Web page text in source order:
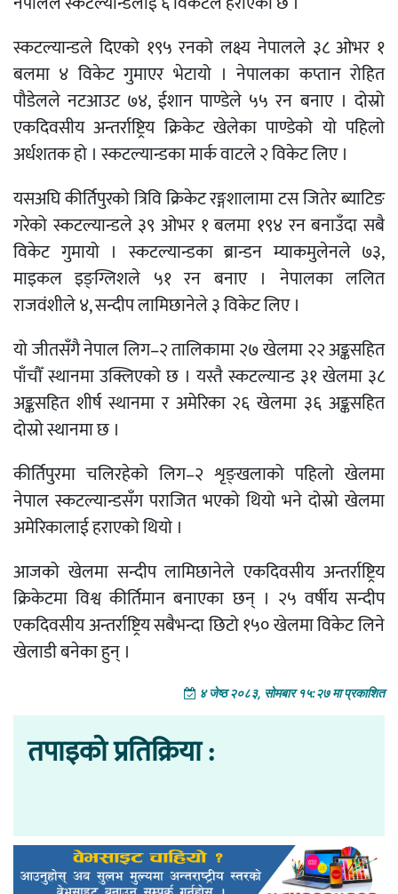
स्कटल्यान्डले दिएको १९५ रनको लक्ष्य नेपालले ३८ ओभर १
बलमा ४ विकेट गुमाएर भेटायो । नेपालका कप्तान रोहित
पौडेलले नटआउट ७४, ईशान पाण्डेले ५५ रन बनाए । दोस्रो
एकदिवसीय अन्तर्राष्ट्रिय क्रिकेट खेलेका पाण्डेको यो पहिलो
अर्धशतक हो । स्कटल्यान्डका मार्क वाटले २ विकेट लिए ।
यसअघि कीर्तिपुरको त्रिवि क्रिकेट रङ्गशालामा टस जितेर ब्याटिङ
गरेको स्कटल्यान्डले ३९ ओभर १ बलमा १९४ रन बनाउँदा सबै
विकेट गुमायो । स्कटल्यान्डका ब्रान्डन म्याकमुलेनले ७३,
माइकल इङ्ग्लिशले ५१ रन बनाए । नेपालका ललित
राजवंशीले ४, सन्दीप लामिछानेले ३ विकेट लिए ।
यो जीतसँगै नेपाल लिग–२ तालिकामा २७ खेलमा २२ अङ्कसहित
पाँचौँ स्थानमा उक्लिएको छ । यस्तै स्कटल्यान्ड ३१ खेलमा ३८
अङ्कसहित शीर्ष स्थानमा र अमेरिका २६ खेलमा ३६ अङ्कसहित
दोस्रो स्थानमा छ ।
कीर्तिपुरमा चलिरहेको लिग–२ शृङ्खलाको पहिलो खेलमा
नेपाल स्कटल्यान्डसँग पराजित भएको थियो भने दोस्रो खेलमा
अमेरिकालाई हराएको थियो ।
आजको खेलमा सन्दीप लामिछानेले एकदिवसीय अन्तर्राष्ट्रिय
क्रिकेटमा विश्व कीर्तिमान बनाएका छन् । २५ वर्षीय सन्दीप
एकदिवसीय अन्तर्राष्ट्रिय सबैभन्दा छिटो १५० खेलमा विकेट लिने
खेलाडी बनेका हुन् ।
४ जेष्ठ २०८३, सोमबार १५:२७ मा प्रकाशित
तपाइको प्रतिक्रिया :